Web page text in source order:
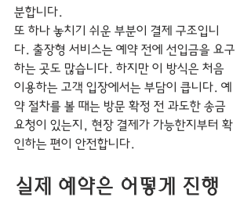
분합니다.
또 하나 놓치기 쉬운 부분이 결제 구조입니
다. 출장형 서비스는 예약 전에 선입금을 요구
하는 곳도 많습니다. 하지만 이 방식은 처음
이용하는 고객 입장에서는 부담이 큽니다. 예
약 절차를 볼 때는 방문 확정 전 과도한 송금
요청이 있는지, 현장 결제가 가능한지부터 확
인하는 편이 안전합니다.
실제 예약은 어떻게 진행